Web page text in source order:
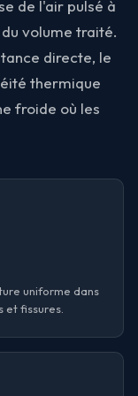
de l'air pulsé à
volume traité.
directe, le
thermique
froide où les
uniforme dans
et fissures.